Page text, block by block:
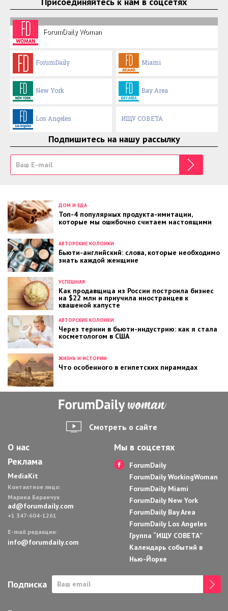
ForumDaily Woman
ForumDaily Miami
New York Bay Area
Los Angeles ИЩУ СОВЕТА
Подпишитесь на нашу рассылку
ДОМ И ЕДА
Топ-4 популярных продукта-имитации,
которые мы ошибочно считаем настоящими
АВТОРСКИЕ КОЛОНКИ
Бьюти-английский: слова, которые необходимо
знать каждой женщине
АВТОРСКИЕ КОЛОНКИ
Через тернии в бьюти-индустрию: как я стала
косметологом в США
УСПЕШНАЯ
Как продавщица из России построила бизнес
на $22 млн и приучила иностранцев к
квашеной капусте
ЖИЗНЬ И ИСТОРИИ
Что особенного в египетских пирамидах
Смотреть о сайте
О нас
Реклама
MediaKit
Контактное лицо:
Марина Баранчук
ad@forumdaily.com
+1 347-604-1261
E-mail редакции:
info@forumdaily.com
Мы в соцсетях
ForumDaily
ForumDaily WorkingWoman
ForumDaily Miami
ForumDaily New York
ForumDaily Bay Area
ForumDaily Los Angeles
Группа “ИЩУ СОВЕТА”
Календарь событий в
Нью-Йорке
Подписка